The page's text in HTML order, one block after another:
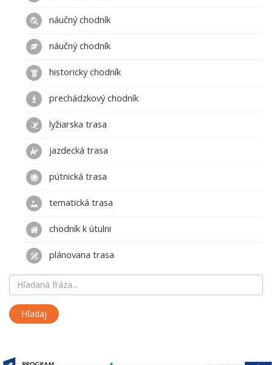
náučný chodník
náučný chodník
historicky chodník
prechádzkový chodník
lyžiarska trasa
jazdecká trasa
pútnická trasa
tematická trasa
chodník k útulni
plánovana trasa